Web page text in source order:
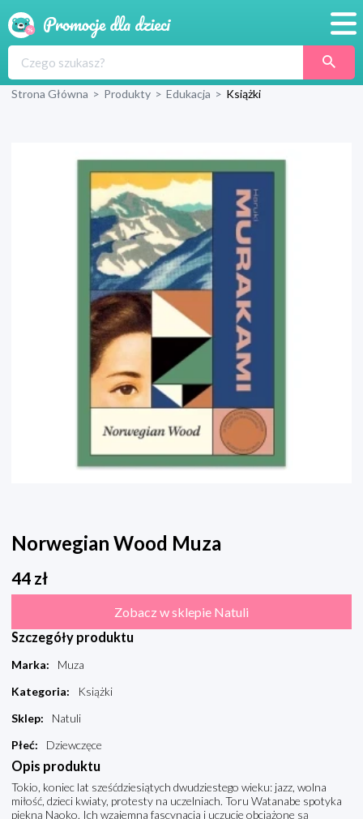
Produkty
Blog
Wyprawka
Strona Główna > Produkty > Edukacja > Książki
Norwegian Wood Muza
44 zł
Zobacz w sklepie Natuli
Szczegóły produktu
Marka:
Muza
Kategoria:
Książki
Sklep:
Natuli
Płeć: Dziewczęce
Opis produktu
Tokio, koniec lat sześćdziesiątych dwudziestego wieku: jazz, wolna
miłość, dzieci kwiaty, protesty na uczelniach. Toru Watanabe spotyka
piękną Naoko. Ich wzajemna fascynacja i uczucie obciążone są